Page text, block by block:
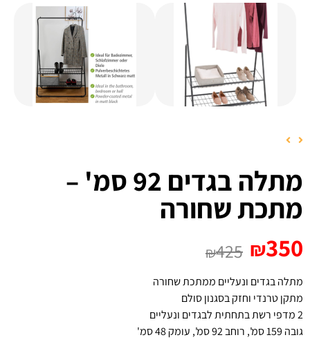
מתלה בגדים 92 סמ' –
מתכת שחורה
₪350
₪425
מתלה בגדים ונעליים ממתכת שחורה
מתקן טרנדי וחזק בסגנון סולם
גובה 159 סמ', רוחב 92 סמ', עומק 48 סמ'